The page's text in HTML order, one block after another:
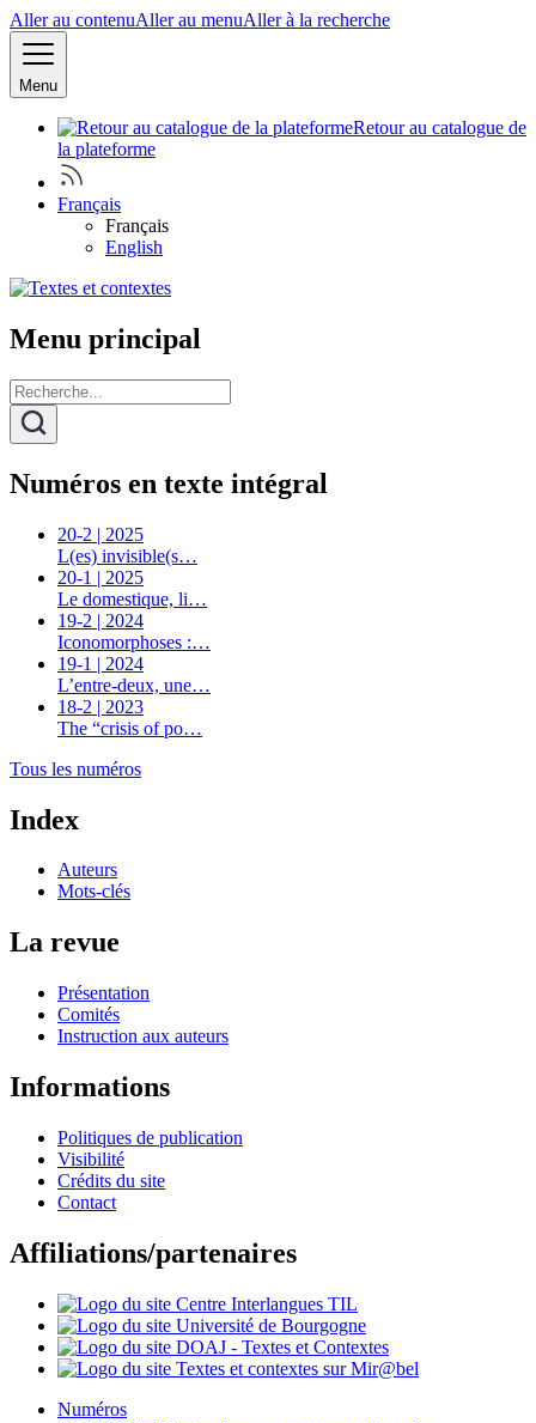
Aller au contenuAller au menuAller à la recherche
Menu
Retour au catalogue de
la plateforme
Français
Français
English
Menu principal
Numéros en texte intégral
20-2 | 2025
L(es) invisible(s…
20-1 | 2025
Le domestique, li…
19-2 | 2024
Iconomorphoses :…
19-1 | 2024
L’entre-deux, une…
18-2 | 2023
The “crisis of po…
Tous les numéros
Index
Auteurs
Mots-clés
La revue
Présentation
Comités
Instruction aux auteurs
Informations
Politiques de publication
Visibilité
Crédits du site
Contact
Affiliations/partenaires
Numéros